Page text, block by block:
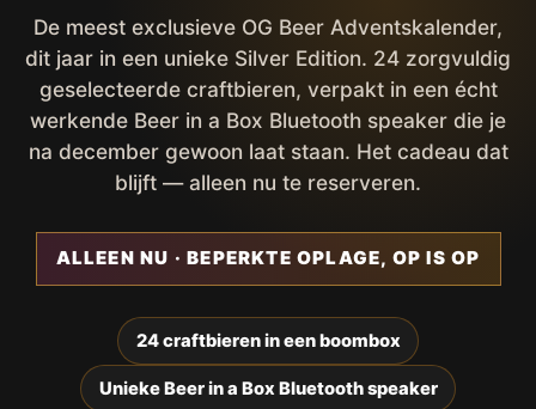
De meest exclusieve OG Beer Adventskalender,
dit jaar in een unieke Silver Edition. 24 zorgvuldig
geselecteerde craftbieren, verpakt in een écht
werkende Beer in a Box Bluetooth speaker die je
na december gewoon laat staan. Het cadeau dat
blijft — alleen nu te reserveren.
ALLEEN NU · BEPERKTE OPLAGE, OP IS OP
24 craftbieren in een boombox
Unieke Beer in a Box Bluetooth speaker